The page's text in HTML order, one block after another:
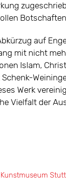
auf
mit nicht
Islam,
Werk
Vielfalt der
Kunstmuseum